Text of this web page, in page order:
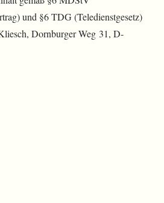
und §6 TDG (Teledienstgesetz)
Dornburger Weg 31, D-